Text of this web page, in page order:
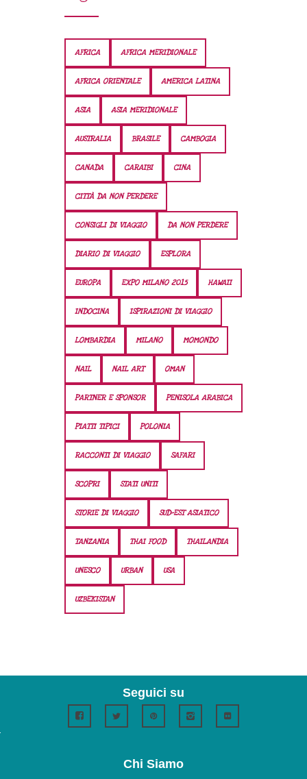
AFRICA AFRICA MERIDIONALE
AFRICA ORIENTALE AMERICA LATINA
ASIA ASIA MERIDIONALE
AUSTRALIA BRASILE CAMBOGIA
CANADA CARAIBI CINA
CITTÀ DA NON PERDERE
CONSIGLI DI VIAGGIO DA NON PERDERE
DIARIO DI VIAGGIO ESPLORA
EUROPA EXPO MILANO 2015 HAWAII
INDOCINA ISPIRAZIONI DI VIAGGIO
LOMBARDIA MILANO MOMONDO
NAIL NAIL ART OMAN
PARTNER E SPONSOR PENISOLA ARABICA
PIATTI TIPICI POLONIA
RACCONTI DI VIAGGIO SAFARI
SCOPRI STATI UNITI
STORIE DI VIAGGIO SUD-EST ASIATICO
TANZANIA THAI FOOD THAILANDIA
UNESCO URBAN USA
UZBEKISTAN
Seguici su
Chi Siamo